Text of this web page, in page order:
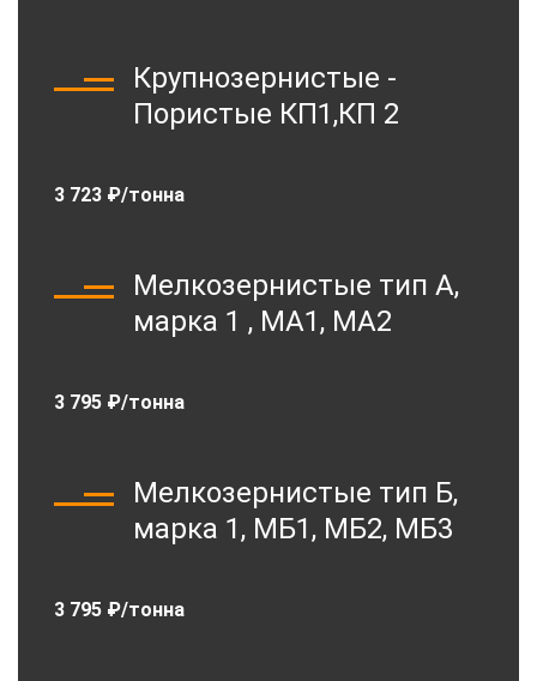
Крупнозернистые -
Пористые КП1,КП 2
3 723 ₽/тонна
Мелкозернистые тип А,
марка 1 , МА1, МА2
3 795 ₽/тонна
Мелкозернистые тип Б,
марка 1, МБ1, МБ2, МБ3
3 795 ₽/тонна